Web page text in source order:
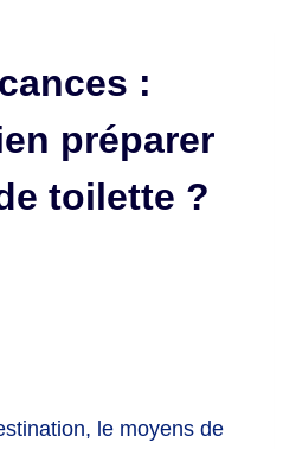
:
préparer
toilette ?
le moyens de